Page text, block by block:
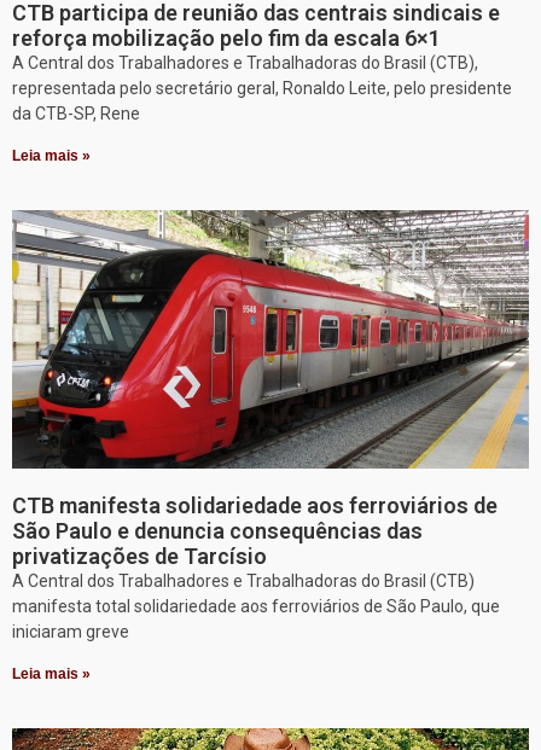
CTB participa de reunião das centrais sindicais e
reforça mobilização pelo fim da escala 6×1
A Central dos Trabalhadores e Trabalhadoras do Brasil (CTB),
representada pelo secretário geral, Ronaldo Leite, pelo presidente
da CTB-SP, Rene
Leia mais »
CTB manifesta solidariedade aos ferroviários de
São Paulo e denuncia consequências das
privatizações de Tarcísio
A Central dos Trabalhadores e Trabalhadoras do Brasil (CTB)
manifesta total solidariedade aos ferroviários de São Paulo, que
iniciaram greve
Leia mais »